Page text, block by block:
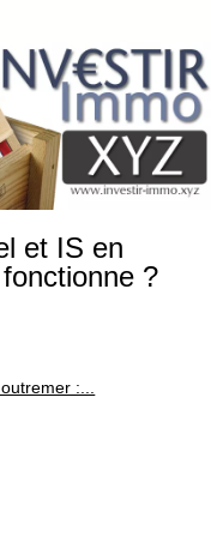
et IS en
?
:...